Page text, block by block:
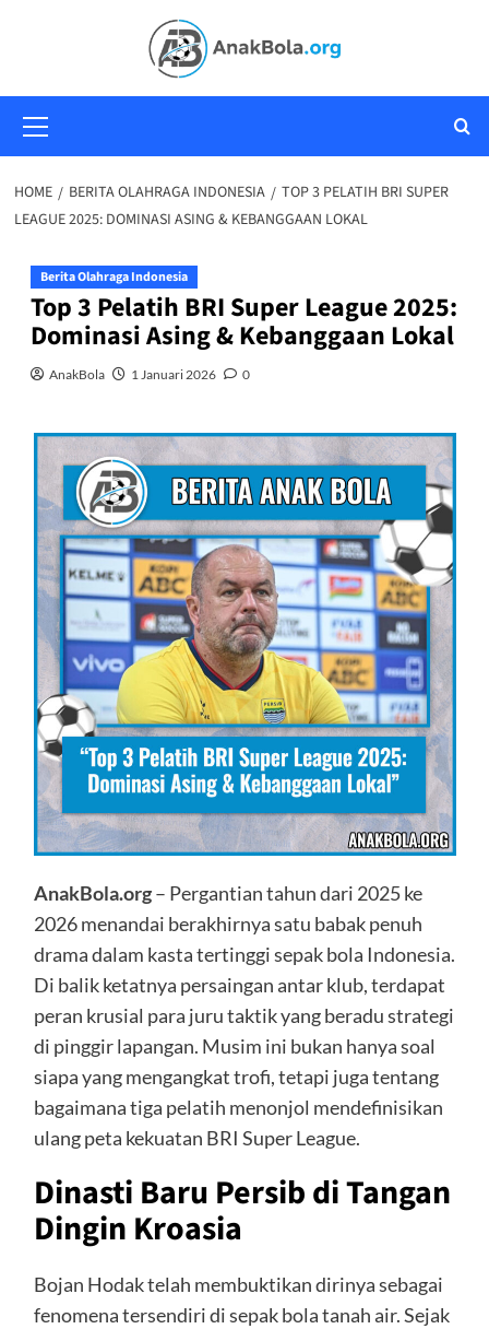
HOME BERITA OLAHRAGA INDONESIA
TOP 3 PELATIH BRI SUPER
LEAGUE 2025: DOMINASI ASING & KEBANGGAAN LOKAL
Berita Olahraga Indonesia
Top 3 Pelatih BRI Super League 2025:
Dominasi Asing & Kebanggaan Lokal
AnakBola 1 Januari 2026 0
AnakBola.org– Pergantian tahun dari 2025 ke
2026 menandai berakhirnya satu babak penuh
drama dalam kasta tertinggi sepak bola Indonesia.
Di balik ketatnya persaingan antar klub, terdapat
peran krusial para juru taktik yang beradu strategi
di pinggir lapangan. Musim ini bukan hanya soal
siapa yang mengangkat trofi, tetapi juga tentang
bagaimana tiga pelatih menonjol mendefinisikan
ulang peta kekuatan BRI Super League.
Dinasti Baru Persib di Tangan
Dingin Kroasia
Bojan Hodak telah membuktikan dirinya sebagai
fenomena tersendiri di sepak bola tanah air. Sejak